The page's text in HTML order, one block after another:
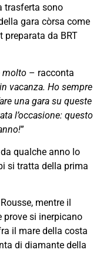
trasferta sono
gara còrsa come
preparata da BRT
molto – racconta
vacanza. Ho sempre
una gara su queste
l’occasione: questo
”
qualche anno lo
si tratta della prima
mentre il
prove si inerpicano
il mare della costa
di diamante della